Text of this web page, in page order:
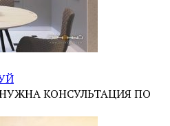
КОНСУЛЬТАЦИЯ ПО